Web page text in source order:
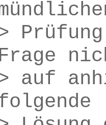
auf